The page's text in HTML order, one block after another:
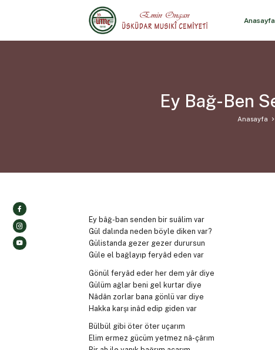
Anasayfa
Ey Bağ-Ben
Anasayfa
Ey bâğ-ban senden bir suâlim var
Gül dalında neden böyle diken var?
Gülistanda gezer gezer durursun
Güle el bağlayıp feryâd eden var
Gönül feryâd eder her dem yâr diye
Gülüm ağlar beni gel kurtar diye
Nâdân zorlar bana gönlü var diye
Hakka karşı inâd edip giden var
Bülbül gibi öter öter uçarım
Elim ermez gücüm yetmez nâ-çârım